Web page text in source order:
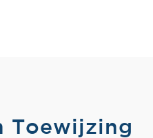
Toewijzing